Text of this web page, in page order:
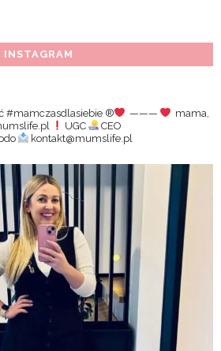
INSTAGRAM
#mamczasdlasiebie ®️ ———
mama,
UGC
CEO
kontakt@mumslife.pl